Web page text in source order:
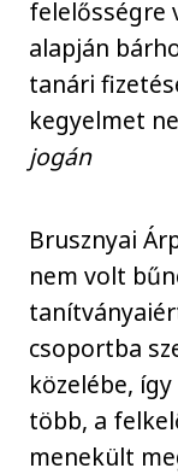
felelősségre
alapján
tanári
kegyelmet
jogán
Brusznyai
nem volt
csoportba
közelébe,
több, a
menekült